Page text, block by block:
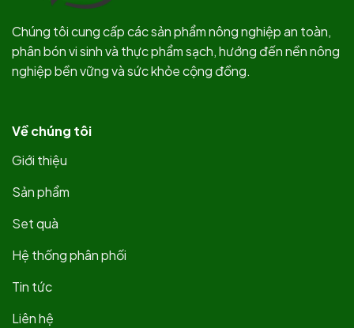
Chúng tôi cung cấp các sản phẩm nông nghiệp an toàn,
phân bón vi sinh và thực phẩm sạch, hướng đến nền nông
nghiệp bền vững và sức khỏe cộng đồng.
Về chúng tôi
Giới thiệu
Sản phẩm
Set quà
Hệ thống phân phối
Tin tức
Liên hệ